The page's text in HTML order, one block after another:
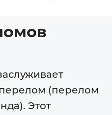
(перелом
Этот